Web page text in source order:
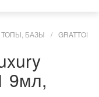
ТОПЫ, БАЗЫ / GRATTOL
9мл,